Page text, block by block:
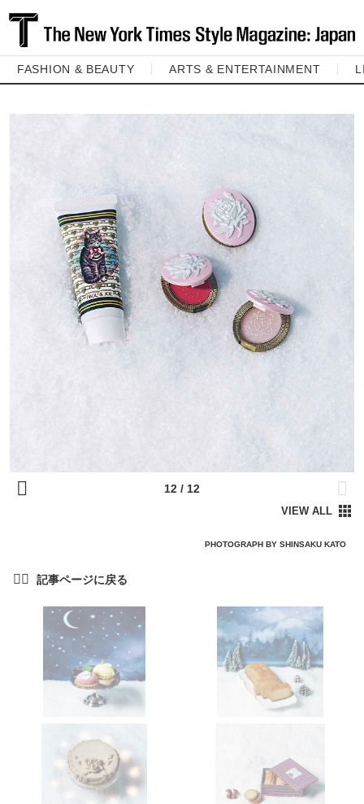
FASHION & BEAUTY ARTS & ENTERTAINMENT
PHOTOGRAPH BY SHINSAKU KATO